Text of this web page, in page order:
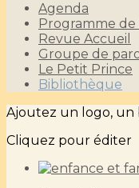
Agenda
Programme de
Revue Accueil
Groupe de
Le Petit Prince
Bibliothèque
Ajoutez un logo, un
Cliquez pour éditer